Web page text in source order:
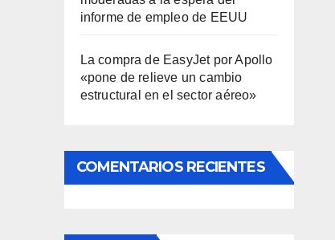
informe de empleo de EEUU
La compra de EasyJet por Apollo
«pone de relieve un cambio
estructural en el sector aéreo»
COMENTARIOS RECIENTES